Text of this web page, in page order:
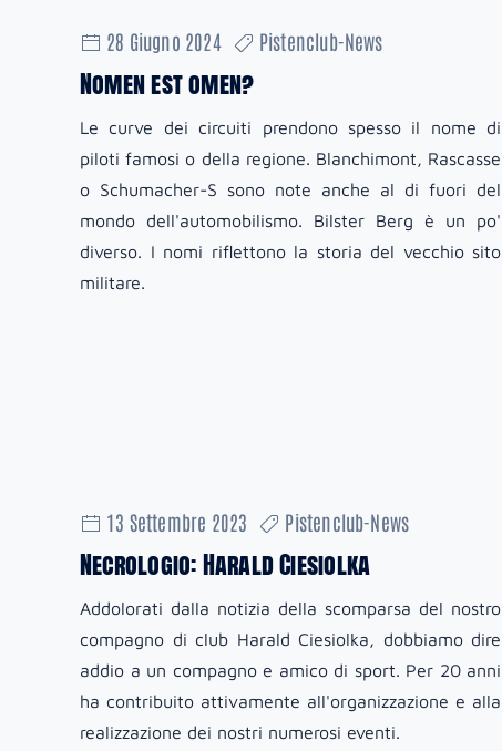
28 Giugno 2024 Pistenclub-News
Nomen est omen?
Le curve dei circuiti prendono spesso il nome di
piloti famosi o della regione. Blanchimont, Rascasse
o Schumacher-S sono note anche al di fuori del
mondo dell'automobilismo. Bilster Berg è un po'
diverso. I nomi riflettono la storia del vecchio sito
militare.
13 Settembre 2023 Pistenclub-News
Necrologio: Harald Ciesiolka
Addolorati dalla notizia della scomparsa del nostro
compagno di club Harald Ciesiolka, dobbiamo dire
addio a un compagno e amico di sport. Per 20 anni
ha contribuito attivamente all'organizzazione e alla
realizzazione dei nostri numerosi eventi.